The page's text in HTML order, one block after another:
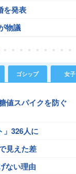
を発表
物議
ゴシップ 女子
値スパイクを防ぐ
」326人に
見えた差
ない理由